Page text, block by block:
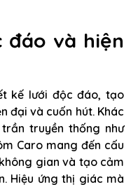
đáo và hiện
kế lưới độc đáo, tạo
đại và cuốn hút. Khác
truyền thống như
Caro mang đến cấu
gian và tạo cảm
Hiệu ứng thị giác mà